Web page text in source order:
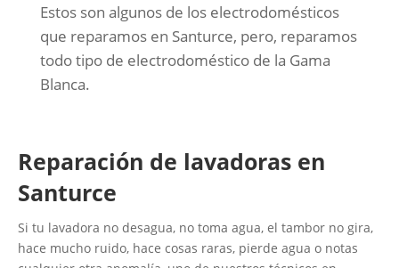
Estos son algunos de los electrodomésticos
que reparamos en Santurce, pero, reparamos
todo tipo de electrodoméstico de la Gama
Blanca.
Reparación de lavadoras en
Santurce
Si tu lavadora no desagua, no toma agua, el tambor no gira,
hace mucho ruido, hace cosas raras, pierde agua o notas